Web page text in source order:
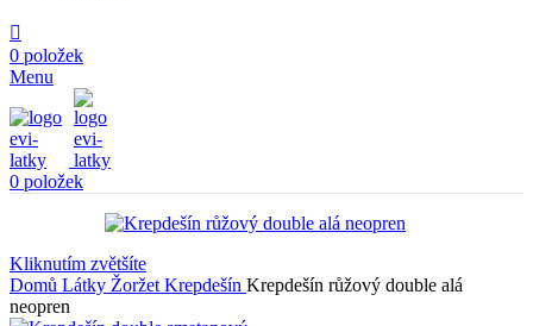
0 položek
Menu
0 položek
Kliknutím zvětšíte
Domů Látky Žoržet Krepdešín Krepdešín růžový double alá
neopren